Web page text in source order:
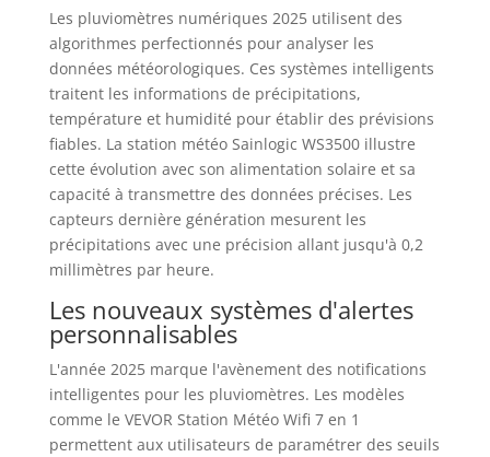
Les pluviomètres numériques 2025 utilisent des
algorithmes perfectionnés pour analyser les
données météorologiques. Ces systèmes intelligents
traitent les informations de précipitations,
température et humidité pour établir des prévisions
fiables. La station météo Sainlogic WS3500 illustre
cette évolution avec son alimentation solaire et sa
capacité à transmettre des données précises. Les
capteurs dernière génération mesurent les
précipitations avec une précision allant jusqu'à 0,2
millimètres par heure.
Les nouveaux systèmes d'alertes
personnalisables
L'année 2025 marque l'avènement des notifications
intelligentes pour les pluviomètres. Les modèles
comme le VEVOR Station Météo Wifi 7 en 1
permettent aux utilisateurs de paramétrer des seuils